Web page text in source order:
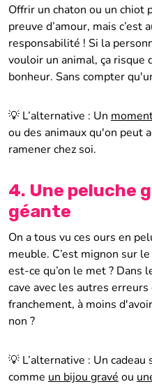
Offrir un chaton ou un
preuve d’amour, mais c’est
responsabilité ! Si la
vouloir un animal, ça risque
bonheur. Sans compter
💡 L’alternative : Un
ou des animaux qu'on peut
ramener chez soi.
4. Une peluche
géante
On a tous vu ces ours en
meuble. C’est mignon sur
est-ce qu’on le met ? Dans
cave avec les autres erreurs
franchement, à moins
non ?
💡 L’alternative : Un
comme un bijou gravé ou